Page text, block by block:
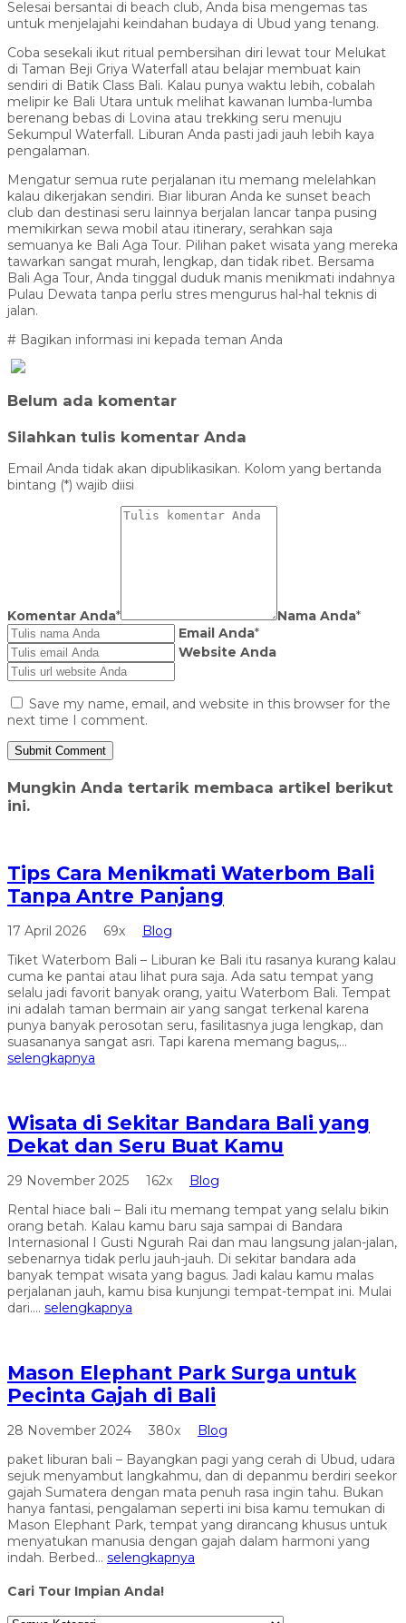
Selesai bersantai di beach club, Anda bisa mengemas tas
untuk menjelajahi keindahan budaya di Ubud yang tenang.
Coba sesekali ikut ritual pembersihan diri lewat tour Melukat
di Taman Beji Griya Waterfall atau belajar membuat kain
sendiri di Batik Class Bali. Kalau punya waktu lebih, cobalah
melipir ke Bali Utara untuk melihat kawanan lumba-lumba
berenang bebas di Lovina atau trekking seru menuju
Sekumpul Waterfall. Liburan Anda pasti jadi jauh lebih kaya
pengalaman.
Mengatur semua rute perjalanan itu memang melelahkan
kalau dikerjakan sendiri. Biar liburan Anda ke sunset beach
club dan destinasi seru lainnya berjalan lancar tanpa pusing
memikirkan sewa mobil atau itinerary, serahkan saja
semuanya ke Bali Aga Tour. Pilihan paket wisata yang mereka
tawarkan sangat murah, lengkap, dan tidak ribet. Bersama
Bali Aga Tour, Anda tinggal duduk manis menikmati indahnya
Pulau Dewata tanpa perlu stres mengurus hal-hal teknis di
jalan.
# Bagikan informasi ini kepada teman Anda
Belum ada komentar
Silahkan tulis komentar Anda
Email Anda tidak akan dipublikasikan. Kolom yang bertanda
bintang (*) wajib diisi
Komentar Anda* Nama Anda*
Email Anda*
Website Anda
Save my name, email, and website in this browser for the
next time I comment.
Mungkin Anda tertarik membaca artikel berikut
ini.
Tips Cara Menikmati Waterbom Bali
Tanpa Antre Panjang
17 April 2026 69x
Blog
Tiket Waterbom Bali – Liburan ke Bali itu rasanya kurang kalau
cuma ke pantai atau lihat pura saja. Ada satu tempat yang
selalu jadi favorit banyak orang, yaitu Waterbom Bali. Tempat
ini adalah taman bermain air yang sangat terkenal karena
punya banyak perosotan seru, fasilitasnya juga lengkap, dan
suasananya sangat asri. Tapi karena memang bagus,...
selengkapnya
Wisata di Sekitar Bandara Bali yang
Dekat dan Seru Buat Kamu
29 November 2025 162x
Blog
Rental hiace bali – Bali itu memang tempat yang selalu bikin
orang betah. Kalau kamu baru saja sampai di Bandara
Internasional I Gusti Ngurah Rai dan mau langsung jalan-jalan,
sebenarnya tidak perlu jauh-jauh. Di sekitar bandara ada
banyak tempat wisata yang bagus. Jadi kalau kamu malas
perjalanan jauh, kamu bisa kunjungi tempat-tempat ini. Mulai
dari.... selengkapnya
Mason Elephant Park Surga untuk
Pecinta Gajah di Bali
28 November 2024 380x
Blog
paket liburan bali – Bayangkan pagi yang cerah di Ubud, udara
sejuk menyambut langkahmu, dan di depanmu berdiri seekor
gajah Sumatera dengan mata penuh rasa ingin tahu. Bukan
hanya fantasi, pengalaman seperti ini bisa kamu temukan di
Mason Elephant Park, tempat yang dirancang khusus untuk
menyatukan manusia dengan gajah dalam harmoni yang
indah. Berbed... selengkapnya
Cari Tour Impian Anda!